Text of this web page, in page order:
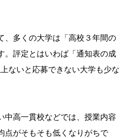
、多くの大学は「高校３年間の
。評定とはいわば「通知表の成
ないと応募できない大学も少な
中高一貫校などでは、授業内容
点がそもそも低くなりがちで